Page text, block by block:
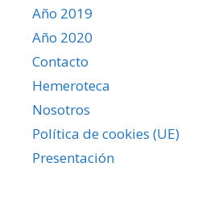
Año 2019
Año 2020
Contacto
Hemeroteca
Nosotros
Política de cookies (UE)
Presentación